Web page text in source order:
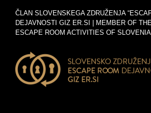
ČLAN SLOVENSKEGA ZDRUŽENJA
DEJAVNOSTI GIZ ER.SI | MEMBER OF
ESCAPE ROOM ACTIVITIES OF SLOVENIA